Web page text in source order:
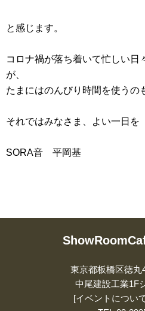
と感じます。
コロナ禍が落ち着いて忙しい日
が、
たまにはのんびり時間を使うの
それではみなさま、よい一日を
SORA音 平岡基
東京都板橋区徳丸
中尾建設工業1F
[イベントについ